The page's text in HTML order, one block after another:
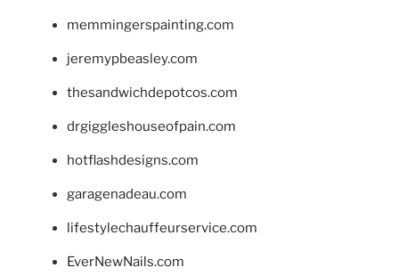
memmingerspainting.com
jeremypbeasley.com
thesandwichdepotcos.com
drgiggleshouseofpain.com
hotflashdesigns.com
garagenadeau.com
lifestylechauffeurservice.com
EverNewNails.com